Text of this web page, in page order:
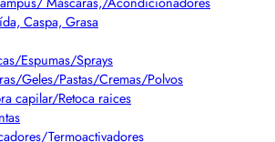
Caspa, Grasa
Espumas/Sprays
Geles/Pastas/Cremas/Polvos
capilar/Retoca raices
Termoactivadores